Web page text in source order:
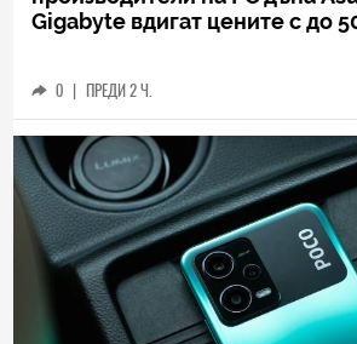
Gigabyte вдигат цените с до
0 | ПРЕДИ 2 Ч.